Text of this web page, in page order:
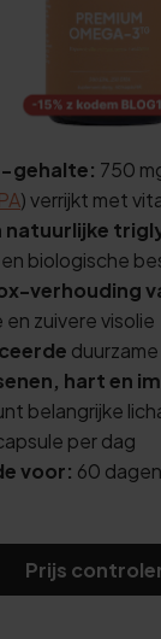
gehalte: 750
) verrijkt met
natuurlijke
biologische
verhouding
en zuivere visolie
hart en
belangrijke
per dag
voor: 60 dagen
Prijs